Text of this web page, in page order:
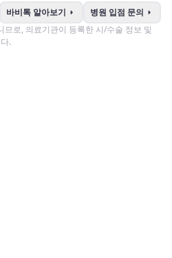
바비톡 알아보기 arrow_right 병원 입점 문의 arrow_right
로, 의료기관이 등록한 시/수술 정보 및
.